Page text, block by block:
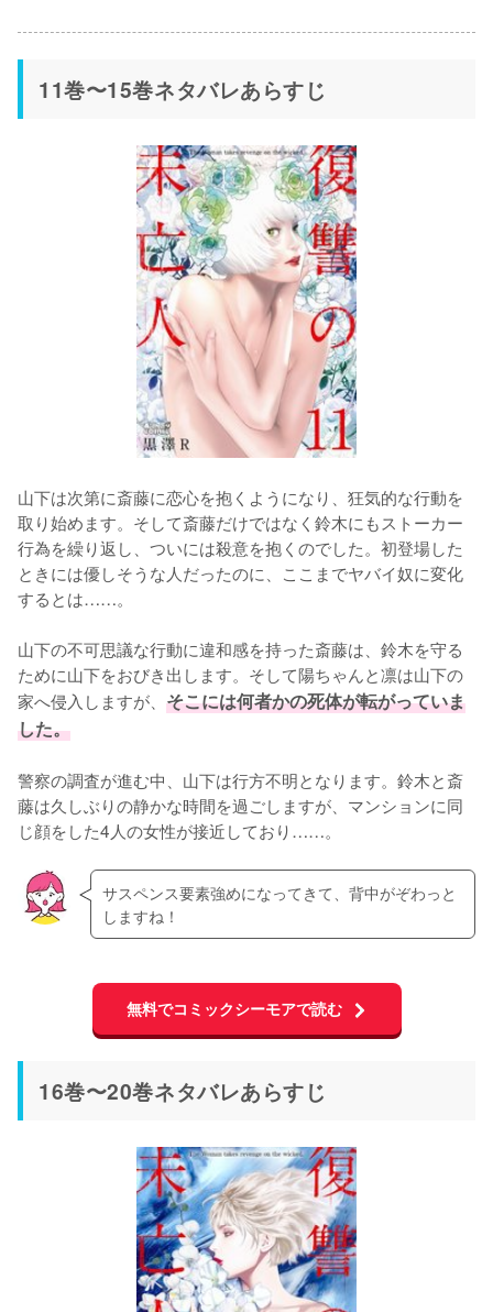
11巻〜15巻ネタバレあらすじ
山下は次第に斎藤に恋心を抱くようになり、狂気的な行動を
取り始めます。そして斎藤だけではなく鈴木にもストーカー
行為を繰り返し、ついには殺意を抱くのでした。初登場した
ときには優しそうな人だったのに、ここまでヤバイ奴に変化
するとは……。
山下の不可思議な行動に違和感を持った斎藤は、鈴木を守る
ために山下をおびき出します。そして陽ちゃんと凛は山下の
家へ侵入しますが、 そこには何者かの死体が転がっていま
した。
警察の調査が進む中、山下は行方不明となります。鈴木と斎
藤は久しぶりの静かな時間を過ごしますが、マンションに同
じ顔をした4人の女性が接近しており……。
サスペンス要素強めになってきて、背中がぞわっと
しますね！
無料でコミックシーモアで読む
16巻〜20巻ネタバレあらすじ